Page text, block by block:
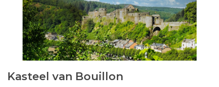
Kasteel van Bouillon